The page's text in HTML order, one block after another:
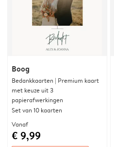
Boog
Bedankkaarten | Premium kaart
met keuze uit 3
papierafwerkingen
Set van 10 kaarten
Vanaf
€ 9,99